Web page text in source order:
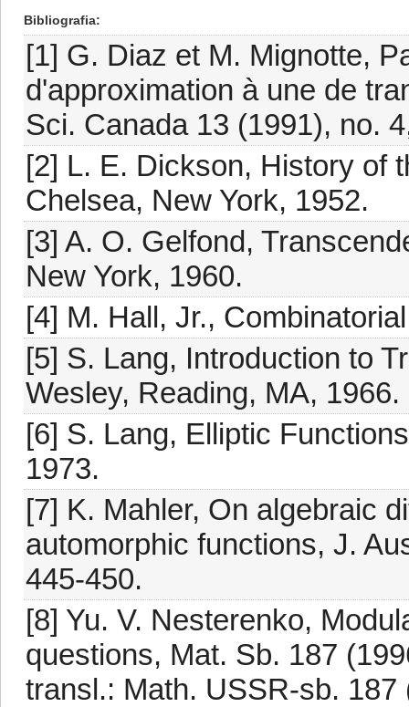
Bibliografia
[1] G. Diaz et M. Mignotte,
d'approximation à une de
Sci. Canada 13 (1991), no.
[2] L. E. Dickson, History of
Chelsea, New York, 1952.
[3] A. O. Gelfond,
New York, 1960.
[4] M. Hall, Jr.,
[5] S. Lang, Introduction to
Wesley, Reading, MA, 1966.
[6] S. Lang, Elliptic
1973.
[7] K. Mahler, On algebraic
automorphic functions, J.
445-450.
[8] Yu. V. Nesterenko,
questions, Mat. Sb. 187
transl.: Math. USSR-sb. 187